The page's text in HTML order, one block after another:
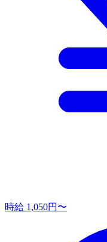
時給 1,050円〜